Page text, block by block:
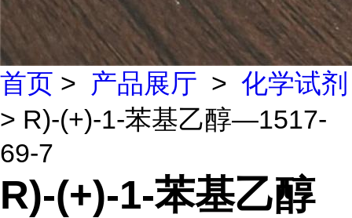
首页 > 产品展厅 > 化学试剂
> R)-(+)-1-苯基乙醇—1517-
69-7
R)-(+)-1-苯基乙醇